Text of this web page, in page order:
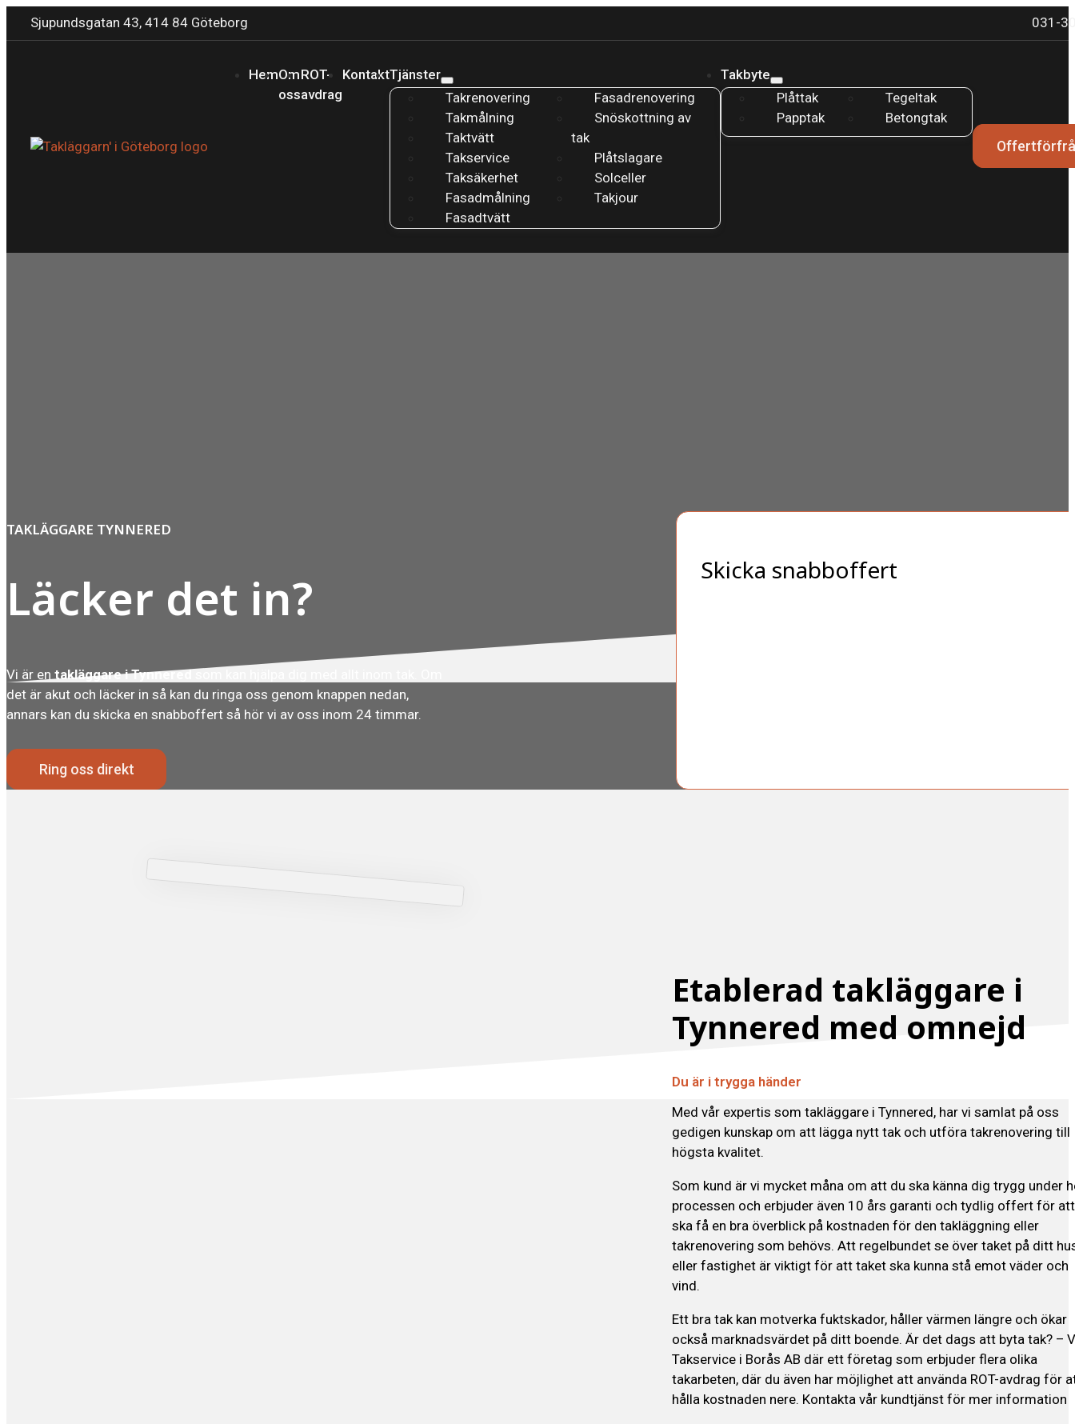
Sjupundsgatan 43, 414 84 Göteborg 031-
HemOm
oss
ROT-
avdrag
KontaktTjänster
Takrenovering
Takmålning
Taktvätt
Takservice
Taksäkerhet
Fasadmålning
Fasadtvätt
Fasadrenovering
Snöskottning av
tak
Plåtslagare
Solceller
Takjour
Takbyte
Plåttak
Papptak
Tegeltak
Betongtak
TAKLÄGGARE TYNNERED
Läcker det in?
Vi är entakläggare i Tynnered
det är akut och läcker in så kan du ringa oss genom knappen nedan,
annars kan du skicka en snabboffert så hör vi av oss inom 24 timmar.
Ring oss direkt
Skicka snabboffert
Etablerad takläggare i
Tynnered med omnejd
Du är i trygga händer
Med vår expertis som takläggare i Tynnered, har vi samlat på oss
gedigen kunskap om att lägga nytt tak och utföra takrenovering till
högsta kvalitet.
Som kund är vi mycket måna om att du ska känna dig trygg under
processen och erbjuder även 10 års garanti och tydlig offert för
ska få en bra överblick på kostnaden för den takläggning eller
takrenovering som behövs. Att regelbundet se över taket på ditt
eller fastighet är viktigt för att taket ska kunna stå emot väder och
vind.
Ett bra tak kan motverka fuktskador, håller värmen längre och ökar
också marknadsvärdet på ditt boende. Är det dags att byta tak? –
Takservice i Borås AB där ett företag som erbjuder flera olika
takarbeten, där du även har möjlighet att använda ROT-avdrag för
hålla kostnaden nere. Kontakta vår kundtjänst för mer information